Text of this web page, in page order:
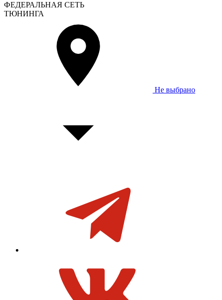
ФЕДЕРАЛЬНАЯ СЕТЬ
ТЮНИНГА
Не выбрано